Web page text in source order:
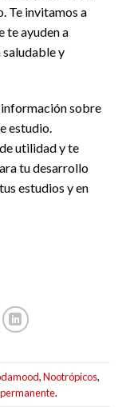
Te invitamos a
te ayuden a
y
sobre
estudio.
utilidad y te
tu desarrollo
estudios y en
,Nootrópicos,
.